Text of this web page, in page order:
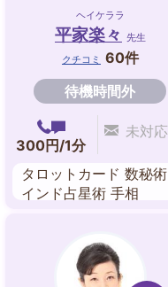
ヘイケララ
平家楽々 先生
クチコミ 60件
待機時間外
300円/1分
未対応
タロットカード 数秘術
インド占星術 手相